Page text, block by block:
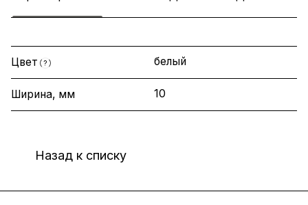
Цвет ? белый
Ширина, мм 10
Назад к списку